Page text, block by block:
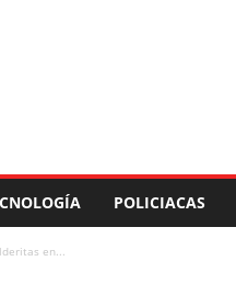
POLICIACAS
en...